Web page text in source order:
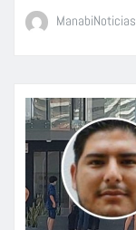
ManabiNoticias